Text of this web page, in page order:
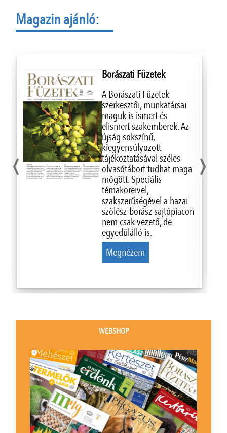
Magazin ajánló:
Borászati Füzetek
A Borászati Füzetek
szerkesztői, munkatársai
maguk is ismert és
elismert szakemberek. Az
újság sokszínű,
kiegyensúlyozott
tájékoztatásával széles
olvasótábort tudhat maga
mögött. Speciális
témaköreivel,
szakszerűségével a hazai
szőlész-borász sajtópiacon
nem csak vezető, de
egyedülálló is.
Megnézem
‹ ›
WEBSHOP